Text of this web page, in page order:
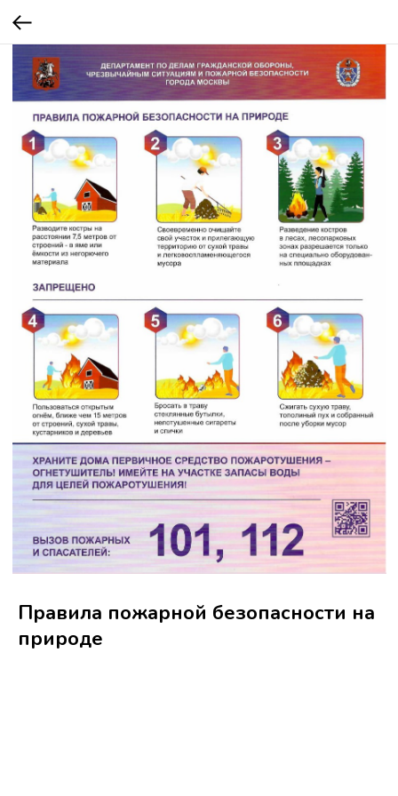
Правила пожарной безопасности на
природе